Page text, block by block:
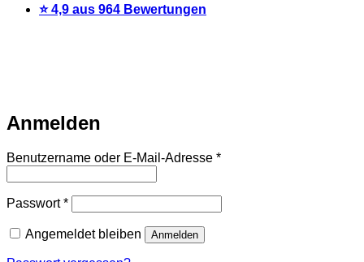
⭐️ 4,9 aus 964 Bewertungen
Anmelden
Benutzername oder E-Mail-Adresse *Erforderlich
Passwort*Erforderlich
Angemeldet bleiben Anmelden